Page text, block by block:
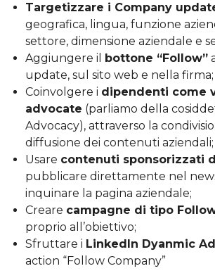
Targetizzare i Company
geografica, lingua, funzione
settore, dimensione aziendale e
Aggiungere il bottone “Follow”
update, sul sito web e nella firma;
Coinvolgere i dipendenti come
advocate (parliamo della
Advocacy), attraverso la
diffusione dei contenuti aziendali;
Usare contenuti sponsorizzati
pubblicare direttamente nel
inquinare la pagina aziendale;
Creare campagne di tipo
proprio all’obiettivo;
Sfruttare i LinkedIn Dyanmic
action “Follow Company”